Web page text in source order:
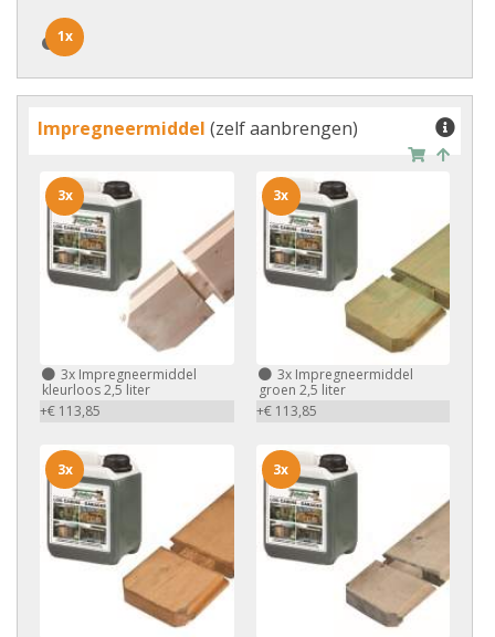
1x
1x
Impregneermiddel (zelf aanbrengen)
3x Impregneermiddel
kleurloos 2,5 liter
+€ 113,85
3x
3xImpregneermiddel
groen 2,5 liter
+€ 113,85
3x
3x 3x